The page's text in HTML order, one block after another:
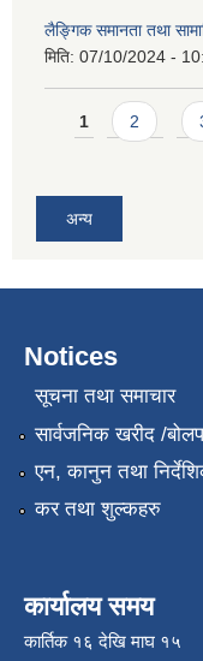
लैङ्गिक समानता तथा
मिति: 07/10/2024 -
Pages
1 2
अन्य
Notices
सूचना तथा समाचार
सार्वजनिक खरीद /
एन, कानुन तथा
कर तथा शुल्कहरु
कार्यालय समय
कार्तिक १६ देखि माघ १५